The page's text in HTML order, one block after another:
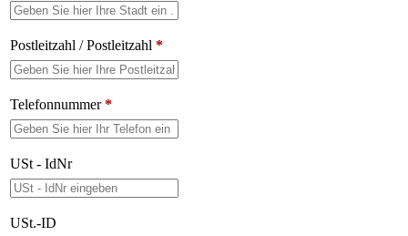
Postleitzahl / Postleitzahl *
Telefonnummer*
USt - IdNr
USt.-ID